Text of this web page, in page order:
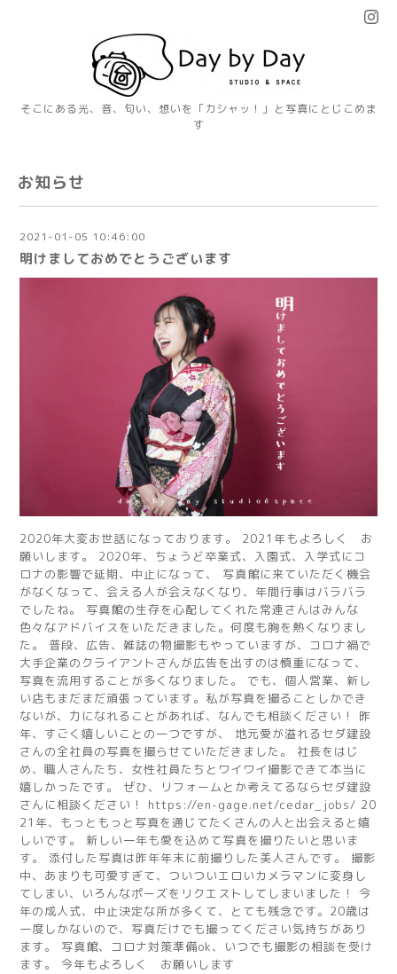
そこにある光、音、匂い、想いを「カシャッ！」と写真にとじこめま
す
お知らせ
2021-01-05 10:46:00
明けましておめでとうございます
2020年大変お世話になっております。 2021年もよろしく お
願いします。 2020年、ちょうど卒業式、入園式、入学式にコ
ロナの影響で延期、中止になって、 写真館に来ていただく機会
がなくなって、会える人が会えなくなり、年間行事はバラバラ
でしたね。 写真館の生存を心配してくれた常連さんはみんな
色々なアドバイスをいただきました。何度も胸を熱くなりまし
た。 普段、広告、雑誌の物撮影もやっていますが、コロナ禍で
大手企業のクライアントさんが広告を出すのは慎重になって、
写真を流用することが多くなりました。 でも、個人営業、新し
い店もまだまだ頑張っています。私が写真を撮ることしかでき
ないが、力になれることがあれば、なんでも相談ください！ 昨
年、すごく嬉しいことの一つですが、 地元愛が溢れるセダ建設
さんの全社員の写真を撮らせていただきました。 社長をはじ
め、職人さんたち、女性社員たちとワイワイ撮影できて本当に
嬉しかったです。 ぜひ、リフォームとか考えてるならセダ建設
さんに相談ください！ https://en-gage.net/cedar_jobs/ 20
21年、もっともっと写真を通じてたくさんの人と出会えると嬉
しいです。 新しい一年も愛を込めて写真を撮りたいと思いま
す。 添付した写真は昨年年末に前撮りした美人さんです。 撮影
中、あまりも可愛すぎて、ついついエロいカメラマンに変身し
てしまい、いろんなポーズをリクエストしてしまいました！ 今
年の成人式、中止決定な所が多くて、とても残念です。20歳は
一度しかないので、写真だけでも撮ってください気持ちがあり
ます。 写真館、コロナ対策準備ok、いつでも撮影の相談を受け
ます。 今年もよろしく お願いします